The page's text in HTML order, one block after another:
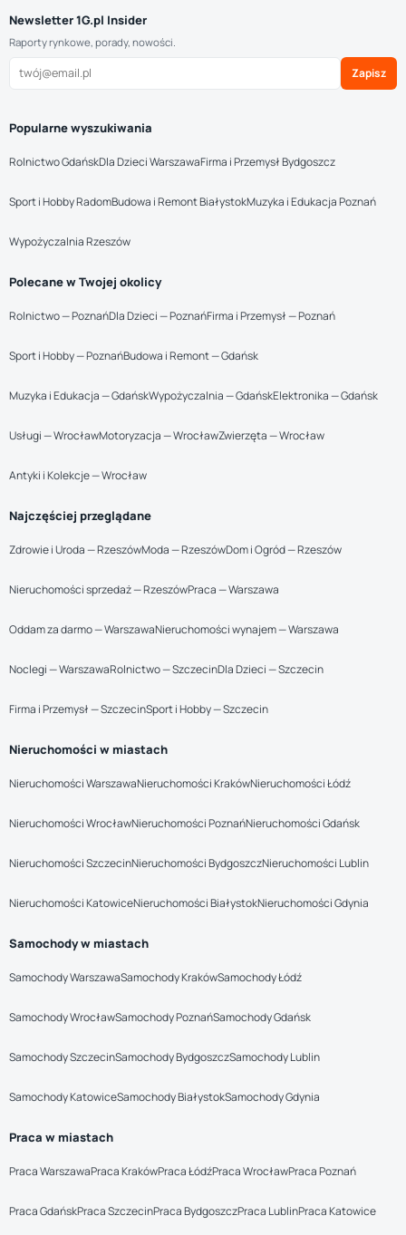
Newsletter 1G.pl Insider
Raporty rynkowe, porady, nowości.
Zapisz
Popularne wyszukiwania
Rolnictwo GdańskDla Dzieci WarszawaFirma i Przemysł Bydgoszcz
Sport i Hobby RadomBudowa i Remont BiałystokMuzyka i Edukacja Poznań
Wypożyczalnia Rzeszów
Polecane w Twojej okolicy
Rolnictwo — PoznańDla Dzieci — PoznańFirma i Przemysł — Poznań
Sport i Hobby — PoznańBudowa i Remont — Gdańsk
Muzyka i Edukacja — GdańskWypożyczalnia — GdańskElektronika — Gdańsk
Usługi — WrocławMotoryzacja — WrocławZwierzęta — Wrocław
Antyki i Kolekcje — Wrocław
Najczęściej przeglądane
Zdrowie i Uroda — RzeszówModa — RzeszówDom i Ogród — Rzeszów
Nieruchomości sprzedaż — RzeszówPraca — Warszawa
Oddam za darmo — WarszawaNieruchomości wynajem — Warszawa
Noclegi — WarszawaRolnictwo — SzczecinDla Dzieci — Szczecin
Firma i Przemysł — SzczecinSport i Hobby — Szczecin
Nieruchomości w miastach
Nieruchomości WarszawaNieruchomości KrakówNieruchomości Łódź
Nieruchomości WrocławNieruchomości PoznańNieruchomości Gdańsk
Nieruchomości SzczecinNieruchomości BydgoszczNieruchomości Lublin
Nieruchomości KatowiceNieruchomości BiałystokNieruchomości Gdynia
Samochody w miastach
Samochody WarszawaSamochody KrakówSamochody Łódź
Samochody WrocławSamochody PoznańSamochody Gdańsk
Samochody SzczecinSamochody BydgoszczSamochody Lublin
Samochody KatowiceSamochody BiałystokSamochody Gdynia
Praca w miastach
Praca WarszawaPraca KrakówPraca ŁódźPraca WrocławPraca Poznań
Praca GdańskPraca SzczecinPraca BydgoszczPraca LublinPraca Katowice